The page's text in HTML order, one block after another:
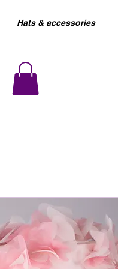
Hats & accessories